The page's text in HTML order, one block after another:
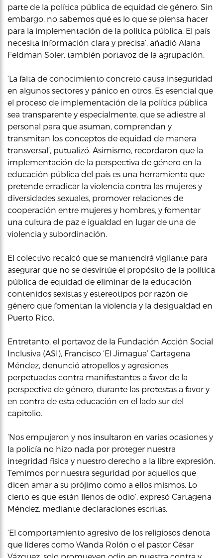
parte de la política pública de equidad de género. Sin
embargo, no sabemos qué es lo que se piensa hacer
para la implementación de la política pública. El país
necesita información clara y precisa’, añadió Alana
Feldman Soler, también portavoz de la agrupación.
‘La falta de conocimiento concreto causa inseguridad
en algunos sectores y pánico en otros. Es esencial que
el proceso de implementación de la política pública
sea transparente y especialmente, que se adiestre al
personal para que asuman, comprendan y
transmitan los conceptos de equidad de manera
transversal’, putualizó. Asimismo, recordaron que la
implementación de la perspectiva de género en la
educación pública del país es una herramienta que
pretende erradicar la violencia contra las mujeres y
diversidades sexuales, promover relaciones de
cooperación entre mujeres y hombres, y fomentar
una cultura de paz e igualdad en lugar de una de
violencia y subordinación.
El colectivo recalcó que se mantendrá vigilante para
asegurar que no se desvirtúe el propósito de la política
pública de equidad de eliminar de la educación
contenidos sexistas y estereotipos por razón de
género que fomentan la violencia y la desigualdad en
Puerto Rico.
Entretanto, el portavoz de la Fundación Acción Social
Inclusiva (ASI), Francisco ‘El Jimagua’ Cartagena
Méndez, denunció atropellos y agresiones
perpetuadas contra manifestantes a favor de la
perspectiva de género, durante las protestas a favor y
en contra de esta educación en el lado sur del
capitolio.
‘Nos empujaron y nos insultaron en varias ocasiones y
la policía no hizo nada por proteger nuestra
integridad física y nuestro derecho a la libre expresión.
Temimos por nuestra seguridad por aquellos que
dicen amar a su prójimo como a ellos mismos. Lo
cierto es que están llenos de odio’, expresó Cartagena
Méndez, mediante declaraciones escritas.
‘El comportamiento agresivo de los religiosos denota
que líderes como Wanda Rolón o el pastor César